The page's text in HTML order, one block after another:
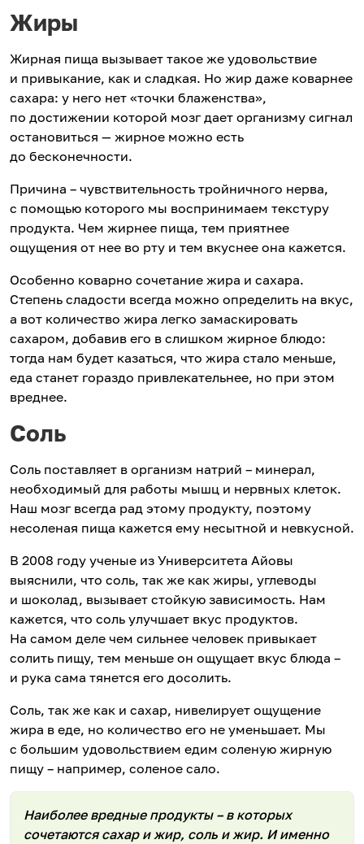
Жиры
Жирная пища вызывает такое же удовольствие
и привыкание, как и сладкая. Но жир даже коварнее
сахара: у него нет «точки блаженства»,
по достижении которой мозг дает организму сигнал
остановиться — жирное можно есть
до бесконечности.
Причина – чувствительность тройничного нерва,
с помощью которого мы воспринимаем текстуру
продукта. Чем жирнее пища, тем приятнее
ощущения от нее во рту и тем вкуснее она кажется.
Особенно коварно сочетание жира и сахара.
Степень сладости всегда можно определить на вкус,
а вот количество жира легко замаскировать
сахаром, добавив его в слишком жирное блюдо:
тогда нам будет казаться, что жира стало меньше,
еда станет гораздо привлекательнее, но при этом
вреднее.
Соль
Соль поставляет в организм натрий – минерал,
необходимый для работы мышц и нервных клеток.
Наш мозг всегда рад этому продукту, поэтому
несоленая пища кажется ему несытной и невкусной.
В 2008 году ученые из Университета Айовы
выяснили, что соль, так же как жиры, углеводы
и шоколад, вызывает стойкую зависимость. Нам
кажется, что соль улучшает вкус продуктов.
На самом деле чем сильнее человек привыкает
солить пищу, тем меньше он ощущает вкус блюда –
и рука сама тянется его досолить.
Соль, так же как и сахар, нивелирует ощущение
жира в еде, но количество его не уменьшает. Мы
с большим удовольствием едим соленую жирную
пищу – например, соленое сало.
Наиболее вредные продукты – в которых
сочетаются сахар и жир, соль и жир. И именно